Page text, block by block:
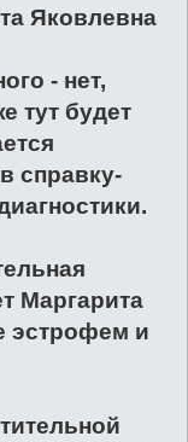
Яковлевна
- нет,
тут будет
справку-
Маргарита
эстрофем и